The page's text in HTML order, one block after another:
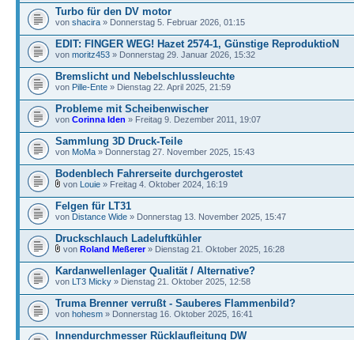
Turbo für den DV motor
von shacira » Donnerstag 5. Februar 2026, 01:15
EDIT: FINGER WEG! Hazet 2574-1, Günstige ReproduktioN
von moritz453 » Donnerstag 29. Januar 2026, 15:32
Bremslicht und Nebelschlussleuchte
von Pille-Ente » Dienstag 22. April 2025, 21:59
Probleme mit Scheibenwischer
von Corinna Iden » Freitag 9. Dezember 2011, 19:07
Sammlung 3D Druck-Teile
von MoMa » Donnerstag 27. November 2025, 15:43
Bodenblech Fahrerseite durchgerostet
von Louie » Freitag 4. Oktober 2024, 16:19
Felgen für LT31
von Distance Wide » Donnerstag 13. November 2025, 15:47
Druckschlauch Ladeluftkühler
von Roland Meßerer» Dienstag 21. Oktober 2025, 16:28
Kardanwellenlager Qualität / Alternative?
von LT3 Micky » Dienstag 21. Oktober 2025, 12:58
Truma Brenner verrußt - Sauberes Flammenbild?
von hohesm » Donnerstag 16. Oktober 2025, 16:41
Innendurchmesser Rücklaufleitung DW